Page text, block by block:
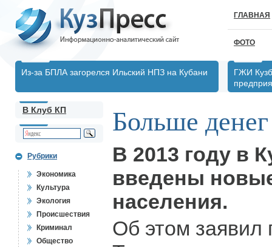
ГЛАВНАЯ
ФОТО
Из-за БПЛА загорелся Ильский НПЗ на Кубани
ГЖИ
В Клуб КП
Рубрики
Экономика
Культура
Экология
Происшествия
Криминал
Общество
Больше денег
В 2013 году в
введены
населения.
Об этом заявил